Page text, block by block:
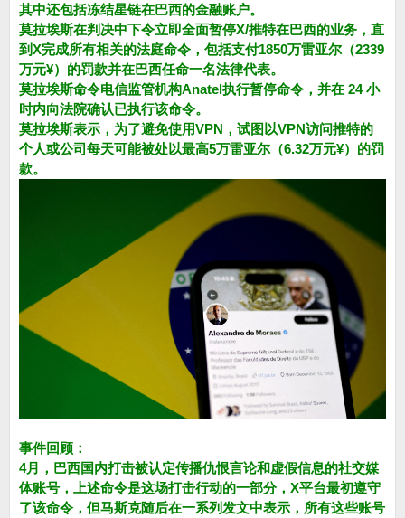
其中还包括冻结星链在巴西的金融账户。
莫拉埃斯在判决中下令立即全面暂停X/推特在巴西的业务，直
到X完成所有相关的法庭命令，包括支付1850万雷亚尔（2339
万元¥）的罚款并在巴西任命一名法律代表。
莫拉埃斯命令电信监管机构Anatel执行暂停命令，并在 24 小
时内向法院确认已执行该命令。
莫拉埃斯表示，为了避免使用VPN，试图以VPN访问推特的
个人或公司每天可能被处以最高5万雷亚尔（6.32万元¥）的罚
款。
事件回顾：
4月，巴西国内打击被认定传播仇恨言论和虚假信息的社交媒
体账号，上述命令是这场打击行动的一部分，X平台最初遵守
了该命令，但马斯克随后在一系列发文中表示，所有这些账号